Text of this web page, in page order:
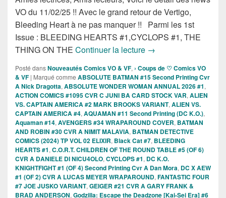
VO du 11/02/25 !! Avec le grand retour de Vertigo,
Bleeding Heart à ne pas manquer !! Parmi les 1st
Issue : BLEEDING HEARTS #1,CYCLOPS #1, THE
THING ON THE Continuer la lecture Sortie des comics
→
Posté dansNouveautés Comics VO & VF, › Coups de ♡ Comics VO
& VF | Marqué comme ABSOLUTE BATMAN #15 Second Printing Cvr
A Nick Dragotta, ABSOLUTE WONDER WOMAN ANNUAL 2026 #1,
ACTION COMICS #1095 CVR C JUNI BA CARD STOCK VAR, ALIEN
VS. CAPTAIN AMERICA #2 MARK BROOKS VARIANT, ALIEN VS.
CAPTAIN AMERICA #4, AQUAMAN #11 Second Printing (DC K.O.),
Aquaman #14, AVENGERS #34 WRAPAROUND COVER, BATMAN
AND ROBIN #30 CVR A NIMIT MALAVIA, BATMAN DETECTIVE
COMICS (2024) TP VOL 02 ELIXIR, Black Cat #7, BLEEDING
HEARTS #1, C.O.R.T. CHILDREN OF THE ROUND TABLE #5 (OF 6)
CVR A DANIELE DI NICU4OLO, CYCLOPS #1, DC K.O.
KNIGHTFIGHT #1 (OF 4) Second Printing Cvr A Dan Mora, DC X AEW
#1 (OF 2) CVR A LUCAS MEYER WRAPAROUND, FANTASTIC FOUR
#7 JOE JUSKO VARIANT, GEIGER #21 CVR A GARY FRANK &
BRAD ANDERSON, Godzilla: Escape the Deadzone [Kai-Sei Era] #6